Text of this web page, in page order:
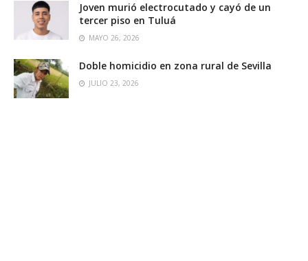
Joven murió electrocutado y cayó de un
tercer piso en Tuluá
MAYO 26, 2026
Doble homicidio en zona rural de Sevilla
JULIO 23, 2026